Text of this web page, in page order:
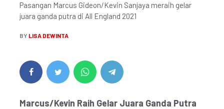
Pasangan Marcus Gideon/Kevin Sanjaya meraih gelar
juara ganda putra di All England 2021
BY LISA DEWINTA
Marcus/Kevin Raih Gelar Juara Ganda Putra